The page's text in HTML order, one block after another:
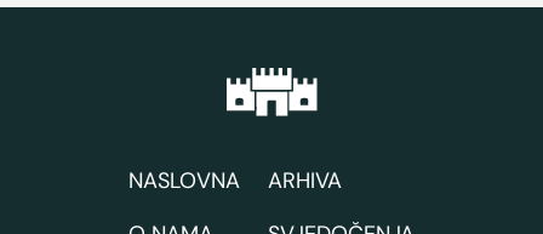
NASLOVNA
ARHIVA